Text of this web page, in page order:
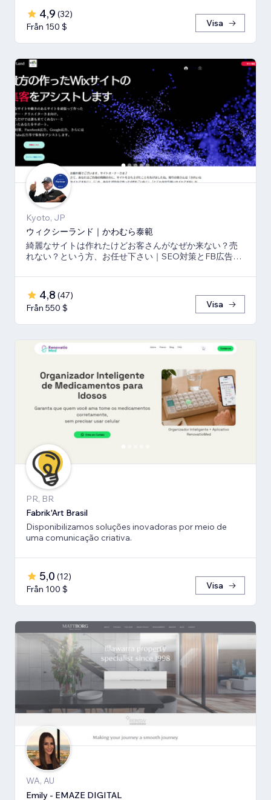
4,9 (32)
Från 150 $
Visa
Kyoto, JP
ウィクシーランド｜かわむら泰範
綺麗なサイトは作れたけどお客さんがなぜか来ない？売
れない？という方、お任せ下さい｜SEO対策とFB広告
4,8 (47)
Från 550 $
Visa
PR, BR
Fabrik'Art Brasil
Disponibilizamos soluções inovadoras por meio de
uma comunicação criativa.
5,0 (12)
Från 100 $
Visa
WA, AU
Emily - EMAZE DIGITAL